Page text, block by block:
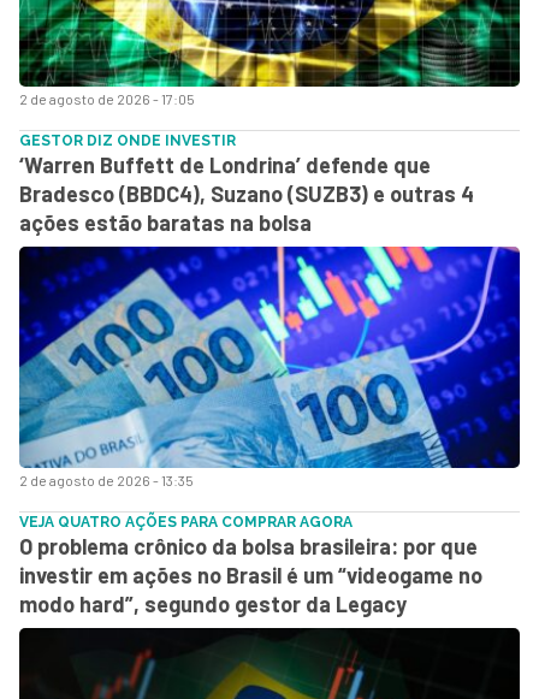
2 de agosto de 2026 - 17:05
2 de agosto de 2026 - 13:35
GESTOR DIZ ONDE INVESTIR
‘Warren Buffett de Londrina’ defende que
Bradesco (BBDC4), Suzano (SUZB3) e outras 4
ações estão baratas na bolsa
VEJA QUATRO AÇÕES PARA COMPRAR AGORA
O problema crônico da bolsa brasileira: por que
investir em ações no Brasil é um “videogame no
modo hard”, segundo gestor da Legacy